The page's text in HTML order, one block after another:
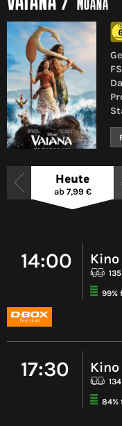
MOANA
Heute
ab 7,99 €
14:00 Kino
135
99%
17:30 Kino
134
84%